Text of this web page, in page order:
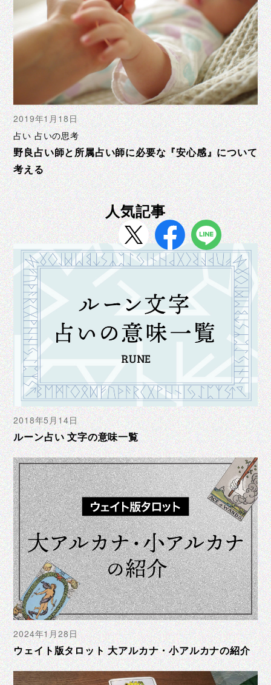
2019年1月18日
占い 占いの思考
野良占い師と所属占い師に必要な『安心感』について
考える
人気記事
2018年5月14日
ルーン占い 文字の意味一覧
2024年1月28日
ウェイト版タロット 大アルカナ・小アルカナの紹介